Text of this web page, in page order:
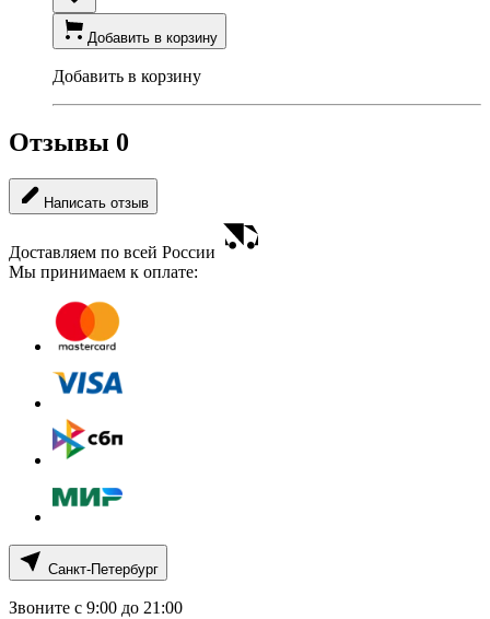
Добавить в корзину
Добавить в корзину
Отзывы 0
Написать отзыв
Доставляем по всей России
Мы принимаем к оплате:
Санкт-Петербург
Звоните с 9:00 до 21:00